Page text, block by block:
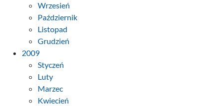
Wrzesień
Październik
Listopad
Grudzień
2009
Styczeń
Luty
Marzec
Kwiecień